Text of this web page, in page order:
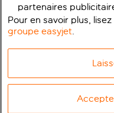
partenaires
Pour en savoir plus,
groupe easyjet.